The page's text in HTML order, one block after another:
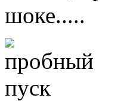
шоке.....